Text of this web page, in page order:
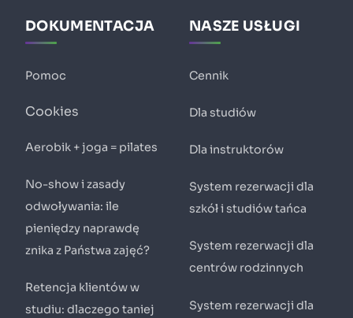
DOKUMENTACJA
Pomoc
Cookies
Aerobik + joga = pilates
No-show i zasady
odwoływania: ile
pieniędzy naprawdę
znika z Państwa zajęć?
Retencja klientów w
studiu: dlaczego taniej
NASZE USŁUGI
Cennik
Dla studiów
Dla instruktorów
System rezerwacji dla
szkół i studiów tańca
System rezerwacji dla
centrów rodzinnych
System rezerwacji dla